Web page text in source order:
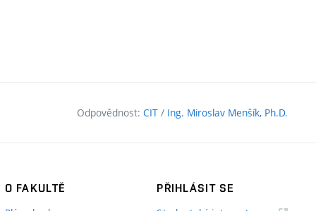
Odpovědnost: CIT / Ing. Miroslav Menšík, Ph.D.
O FAKULTĚ
PŘIHLÁSIT SE